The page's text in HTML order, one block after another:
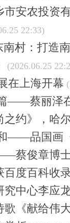
市安农投资
22:33)
村：打造
22:29)
(2026.06.25
在上海开幕
——蔡丽泽
之约》，哈
——品国画
蔡俊章博
百度百科收
中心李应
《献给伟